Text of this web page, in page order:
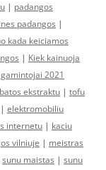
| padangos
padangos |
kada keiciamos
| Kiek kainuoja
2021
ekstraktu | tofu
| elektromobiliu
internetu | kaciu
vilniuje | meistras
sunu maistas | sunu